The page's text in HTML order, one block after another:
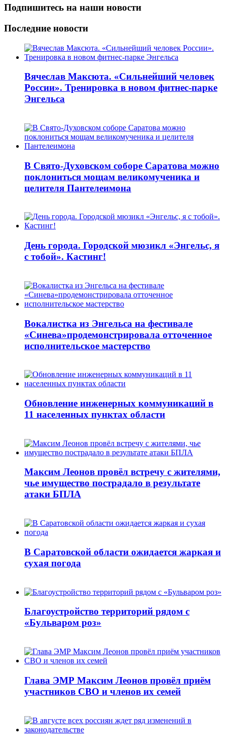
Подпишитесь на наши новости
Последние новости
Вячеслав Максюта. «Сильнейший человек
России». Тренировка в новом фитнес-парке
Энгельса
В Свято-Духовском соборе Саратова можно
поклониться мощам великомученика и
целителя Пантелеимона
День города. Городской мюзикл «Энгельс, я
с тобой». Кастинг!
Вокалистка из Энгельса на фестивале
«Синева»продемонстрировала отточенное
исполнительское мастерство
Обновление инженерных коммуникаций в
11 населенных пунктах области
Максим Леонов провёл встречу с жителями,
чье имущество пострадало в результате
атаки БПЛА
В Саратовской области ожидается жаркая и
сухая погода
Благоустройство территорий рядом с
«Бульваром роз»
Глава ЭМР Максим Леонов провёл приём
участников СВО и членов их семей